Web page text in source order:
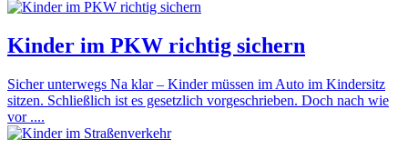
Kinder im PKW richtig sichern
Sicher unterwegs Na klar – Kinder müssen im Auto im Kindersitz
sitzen. Schließlich ist es gesetzlich vorgeschrieben. Doch nach wie
vor ....